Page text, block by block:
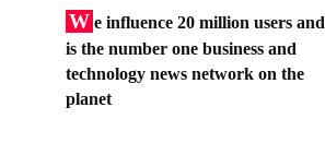
W e influence 20 million users and
is the number one business and
technology news network on the
planet